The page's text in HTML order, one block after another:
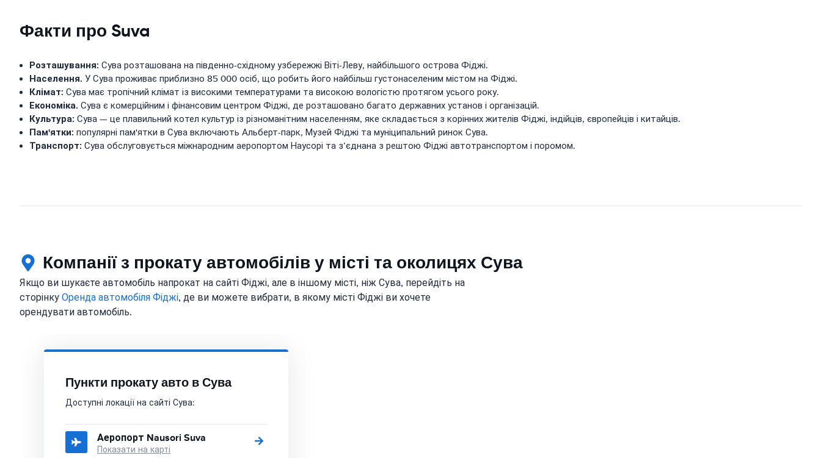
Факти про Suva
Розташування: Сува розташована на південно-східному узбережжі Віті-Леву, найбільшого острова Фіджі.
Населення. У Сува проживає приблизно 85 000 осіб, що робить його найбільш густонаселеним містом на Фіджі.
Клімат: Сува має тропічний клімат із високими температурами та високою вологістю протягом усього року.
Економіка. Сува є комерційним і фінансовим центром Фіджі, де розташовано багато державних установ і організацій.
Культура: Сува — це плавильний котел культур із різноманітним населенням, яке складається з корінних жителів Фіджі, індійців, європейців і китайців.
Пам'ятки: популярні пам'ятки в Сува включають Альберт-парк, Музей Фіджі та муніципальний ринок Сува.
Транспорт: Сува обслуговується міжнародним аеропортом Наусорі та з’єднана з рештою Фіджі автотранспортом і поромом.
Компанії з прокату автомобілів у місті та околицях Сува
Якщо ви шукаєте автомобіль напрокат на сайті Фіджі, але в іншому місті, ніж Сува, перейдіть на
сторінку Оренда автомобіля Фіджі, де ви можете вибрати, в якому місті Фіджі ви хочете
орендувати автомобіль.
Пункти прокату авто в Сува
Доступні локації на сайті Сува:
Аеропорт Nausori Suva
Показати на карті